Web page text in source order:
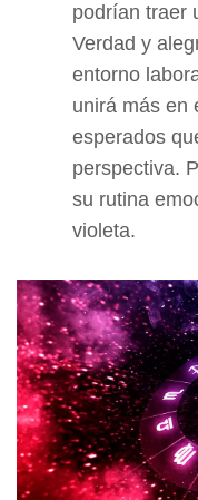
podrían traer
Verdad y
entorno
unirá más en
esperados
perspectiva.
su rutina
violeta.